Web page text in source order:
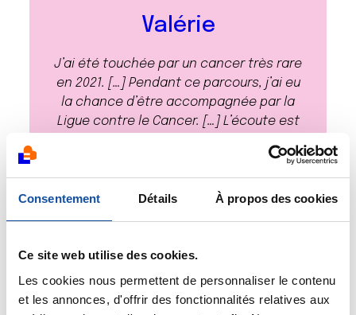
Consentement Détails À propos des cookies
Ce site web utilise des cookies.
Les cookies nous permettent de personnaliser le contenu
et les annonces, d'offrir des fonctionnalités relatives aux
J’ai été touchée par un cancer très rare
en 2021. […] Pendant ce parcours, j’ai eu
la chance d’être accompagnée par la
Ligue contre le Cancer. […] L’écoute est
permet en tant que malades du cancer
de nous retrouver, d’échanger, de
découvrir de nombreuses activités. […]
mais aussi pour vous, pour vos proches,
pour tous ceux qui un jour seront
touchés par le cancer. Merci.
Valérie